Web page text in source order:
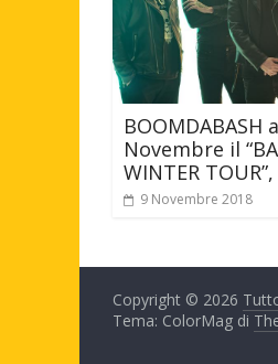
BOOMDABASH
Novembre il
WINTER
9 Novembre 2018
Copyright © 2026
Tema: ColorMag di